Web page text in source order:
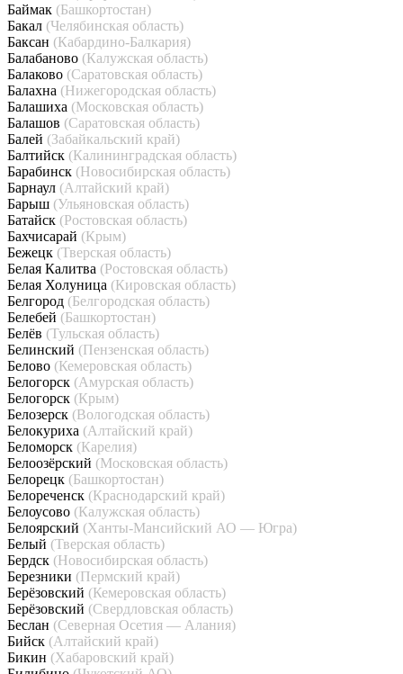
Баймак (Башкортостан)
Бакал (Челябинская область)
Баксан (Кабардино-Балкария)
Балабаново (Калужская область)
Балаково (Саратовская область)
Балахна (Нижегородская область)
Балашиха (Московская область)
Балашов (Саратовская область)
Балей (Забайкальский край)
Балтийск (Калининградская область)
Барабинск (Новосибирская область)
Барнаул (Алтайский край)
Барыш (Ульяновская область)
Батайск (Ростовская область)
Бахчисарай (Крым)
Бежецк (Тверская область)
Белая Калитва (Ростовская область)
Белая Холуница (Кировская область)
Белгород (Белгородская область)
Белебей (Башкортостан)
Белёв (Тульская область)
Белинский (Пензенская область)
Белово (Кемеровская область)
Белогорск (Амурская область)
Белогорск (Крым)
Белозерск (Вологодская область)
Белокуриха (Алтайский край)
Беломорск (Карелия)
Белоозёрский (Московская область)
Белорецк (Башкортостан)
Белореченск (Краснодарский край)
Белоусово (Калужская область)
Белоярский (Ханты-Мансийский АО — Югра)
Белый (Тверская область)
Бердск (Новосибирская область)
Березники (Пермский край)
Берёзовский (Кемеровская область)
Берёзовский (Свердловская область)
Беслан (Северная Осетия — Алания)
Бийск (Алтайский край)
Бикин (Хабаровский край)